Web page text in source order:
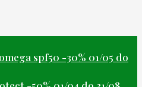
spf50 -30% 01/05 do